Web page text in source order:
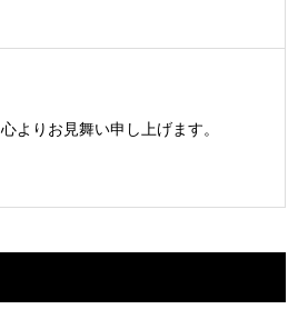
心よりお見舞い申し上げます。